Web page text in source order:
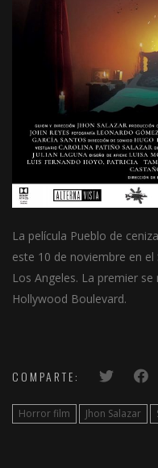
La película Pueblo de
este 10 de noviembre en el
Los Angeles. La premier
Hollywood Boulevard.
COMPARTE:
Horror film Jhon Salazar